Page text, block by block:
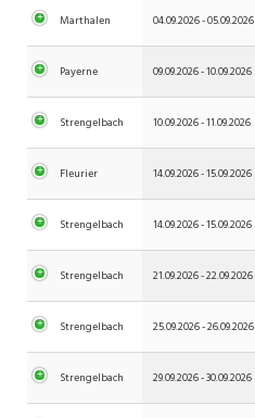
Marthalen 04.09.2026 - 05.09.2026
Payerne 09.09.2026 - 10.09.2026
Strengelbach 10.09.2026 - 11.09.2026
Fleurier 14.09.2026 - 15.09.2026
Strengelbach 14.09.2026 - 15.09.2026
Strengelbach 21.09.2026 - 22.09.2026
Strengelbach 25.09.2026 - 26.09.2026
Strengelbach 29.09.2026 - 30.09.2026